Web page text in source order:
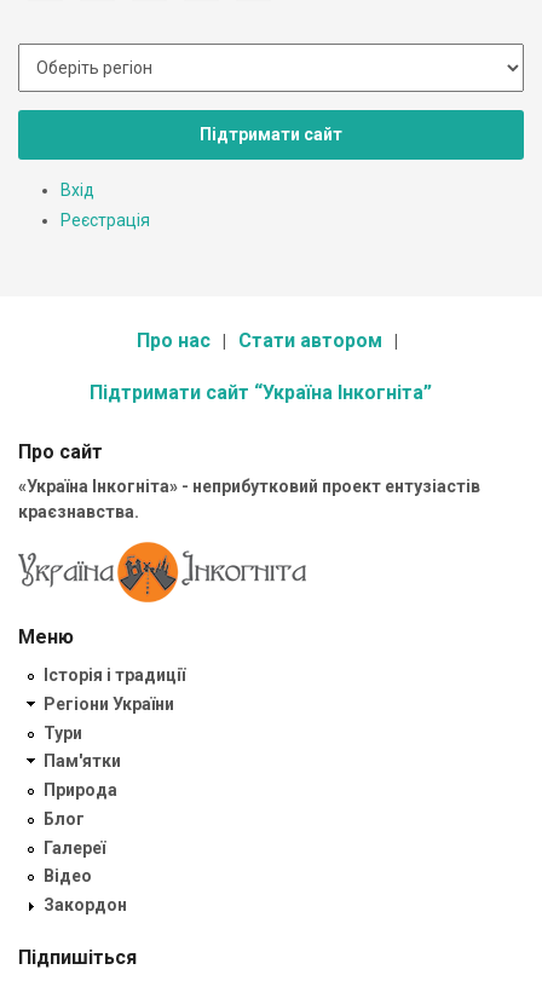
Підтримати сайт
Вхід
Реєстрація
Про нас Стати автором
Підтримати сайт “Україна Інкогніта”
Про сайт
«Україна Інкогніта» - неприбутковий проект ентузіастів
краєзнавства.
Меню
Історія і традиції
Регіони України
Тури
Пам'ятки
Природа
Блог
Галереї
Відео
Закордон
Підпишіться